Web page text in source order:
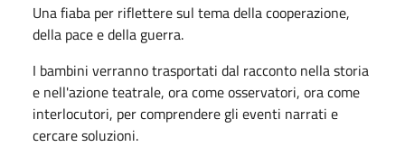
Una fiaba per riflettere sul tema della cooperazione,
della pace e della guerra.
I bambini verranno trasportati dal racconto nella storia
e nell'azione teatrale, ora come osservatori, ora come
interlocutori, per comprendere gli eventi narrati e
cercare soluzioni.